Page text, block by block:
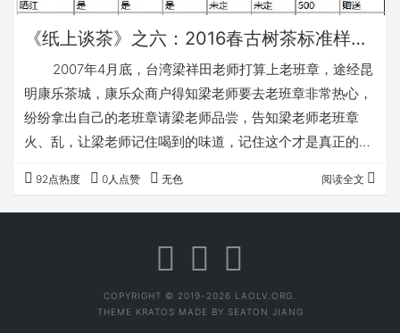
《纸上谈茶》之六：2016春古树茶标准样有感
2007年4月底，台湾梁祥田老师打算上老班章，途经昆
明康乐茶城，康乐众商户得知梁老师要去老班章非常热心，
纷纷拿出自己的老班章请梁老师品尝，告知梁老师老班章
火、乱，让梁老师记住喝到的味道，记住这个才是真正的老
个是正宗老班章，来到老班章村子，刚炒完菜的锅涮下就开
始炒茶，毛茶喝来总有一股油烟味，和康乐茶城的老班章总
92点热度 0人点赞 无色 阅读全文
COPYRIGHT © 2019-2026 LAOLV.ORG.
THEME KRATOS MADE BY SEATON JIANG